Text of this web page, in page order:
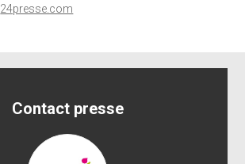
24presse.com
Contact presse